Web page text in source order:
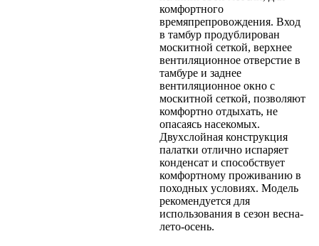
комфортного
времяпрепровождения. Вход
в тамбур продублирован
москитной сеткой, верхнее
вентиляционное отверстие в
тамбуре и заднее
вентиляционное окно с
москитной сеткой, позволяют
комфортно отдыхать, не
опасаясь насекомых.
Двухслойная конструкция
палатки отлично испаряет
конденсат и способствует
комфортному проживанию в
походных условиях. Модель
рекомендуется для
использования в сезон весна-
лето-осень.